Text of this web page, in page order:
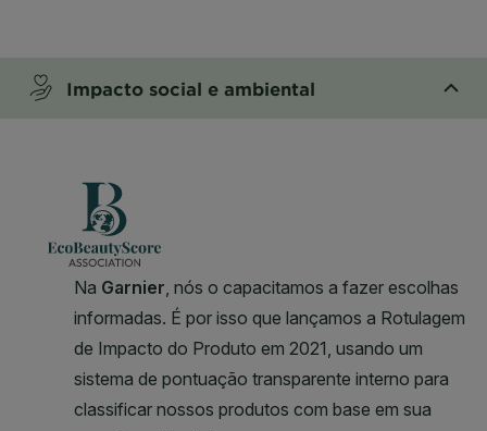
Impacto social e ambiental